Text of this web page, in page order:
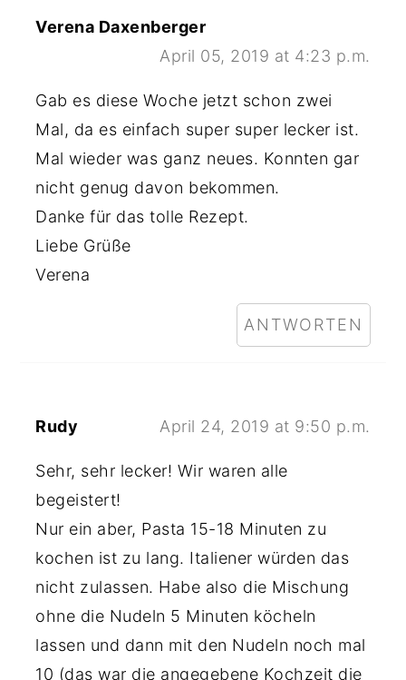
Verena Daxenberger
April 05, 2019 at 4:23 p.m.
Gab es diese Woche jetzt schon zwei
Mal, da es einfach super super lecker ist.
Mal wieder was ganz neues. Konnten gar
nicht genug davon bekommen.
Danke für das tolle Rezept.
Liebe Grüße
Verena
ANTWORTEN
Rudy April 24, 2019 at 9:50 p.m.
Sehr, sehr lecker! Wir waren alle
begeistert!
Nur ein aber, Pasta 15-18 Minuten zu
kochen ist zu lang. Italiener würden das
nicht zulassen. Habe also die Mischung
ohne die Nudeln 5 Minuten köcheln
lassen und dann mit den Nudeln noch mal
10 (das war die angegebene Kochzeit die